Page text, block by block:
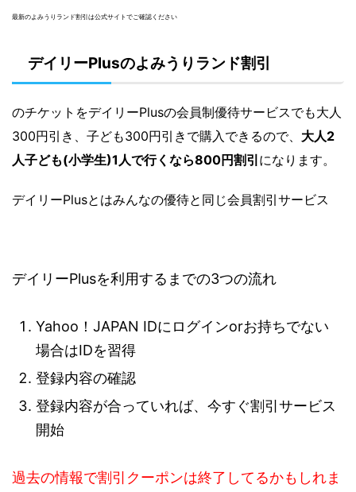
最新のよみうりランド割引は公式サイトでご確認ください
デイリーPlusのよみうりランド割引
のチケットをデイリーPlusの会員制優待サービスでも大人
300円引き、子ども300円引きで購入できるので、 大人2
人子ども(小学生)1人で行くなら800円割引 になります。
デイリーPlusとはみんなの優待と同じ会員割引サービス
デイリーPlusを利用するまでの3つの流れ
Yahoo！JAPAN IDにログインorお持ちでない
場合はIDを習得
登録内容の確認
登録内容が合っていれば、今すぐ割引サービス
開始
過去の情報で割引クーポンは終了してるかもしれま